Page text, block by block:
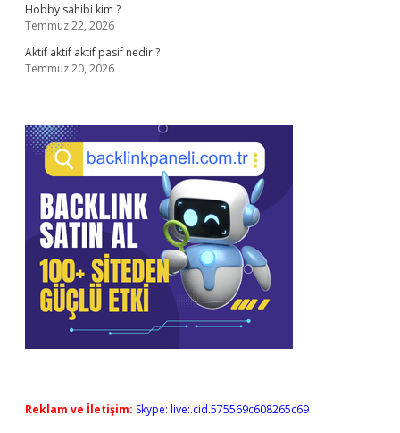
Hobby sahibi kim ?
Temmuz 22, 2026
Aktif aktif aktif pasif nedir ?
Temmuz 20, 2026
Reklam ve İletişim: Skype: live:.cid.575569c608265c69